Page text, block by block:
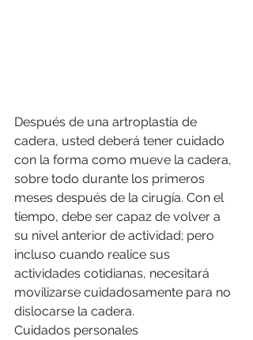
Después de una artroplastia de
cadera, usted deberá tener cuidado
con la forma como mueve la cadera,
sobre todo durante los primeros
meses después de la cirugía. Con el
tiempo, debe ser capaz de volver a
su nivel anterior de actividad; pero
incluso cuando realice sus
actividades cotidianas, necesitará
movilizarse cuidadosamente para no
dislocarse la cadera.
Cuidados personales